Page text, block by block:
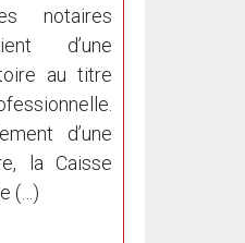
notaires
d’une
au titre
d’une
la Caisse
(…)